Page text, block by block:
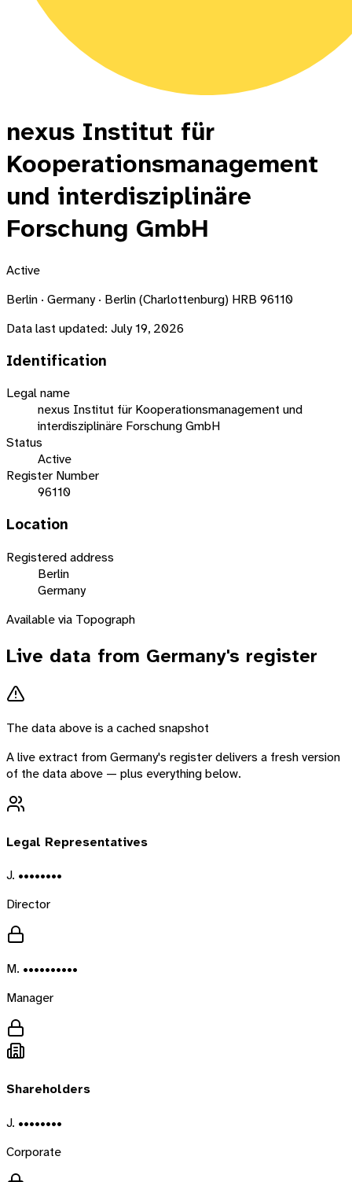
nexus Institut für
Kooperationsmanagement
und interdisziplinäre
Forschung GmbH
Active
Berlin · Germany · Berlin (Charlottenburg) HRB 96110
Data last updated: July 19, 2026
Identification
Legal name
nexus Institut für Kooperationsmanagement und
interdisziplinäre Forschung GmbH
Status
Active
Register Number
96110
Location
Registered address
Berlin
Germany
Available via Topograph
Live data from Germany's register
The data above is a cached snapshot
A live extract fromGermany's register delivers a fresh version
of the data above — plus everything below.
Legal Representatives
J. ••••••••
Director
M. ••••••••••
Manager
Shareholders
J. ••••••••
Corporate